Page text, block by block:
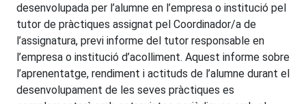
desenvolupada per l’alumne en l’empresa o institució pel
tutor de pràctiques assignat pel Coordinador/a de
l’assignatura, previ informe del tutor responsable en
l’empresa o institució d’acolliment. Aquest informe sobre
l’aprenentatge, rendiment i actituds de l’alumne durant el
desenvolupament de les seves pràctiques es